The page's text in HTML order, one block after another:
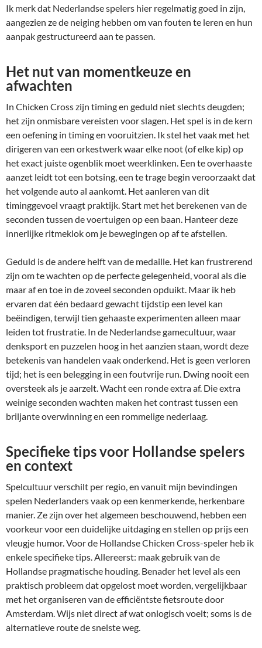
Ik merk dat Nederlandse spelers hier regelmatig goed in zijn,
aangezien ze de neiging hebben om van fouten te leren en hun
aanpak gestructureerd aan te passen.
Het nut van momentkeuze en
afwachten
In Chicken Cross zijn timing en geduld niet slechts deugden;
het zijn onmisbare vereisten voor slagen. Het spel is in de kern
een oefening in timing en vooruitzien. Ik stel het vaak met het
dirigeren van een orkestwerk waar elke noot (of elke kip) op
het exact juiste ogenblik moet weerklinken. Een te overhaaste
aanzet leidt tot een botsing, een te trage begin veroorzaakt dat
het volgende auto al aankomt. Het aanleren van dit
timinggevoel vraagt praktijk. Start met het berekenen van de
seconden tussen de voertuigen op een baan. Hanteer deze
innerlijke ritmeklok om je bewegingen op af te afstellen.
Geduld is de andere helft van de medaille. Het kan frustrerend
zijn om te wachten op de perfecte gelegenheid, vooral als die
maar af en toe in de zoveel seconden opduikt. Maar ik heb
ervaren dat één bedaard gewacht tijdstip een level kan
beëindigen, terwijl tien gehaaste experimenten alleen maar
leiden tot frustratie. In de Nederlandse gamecultuur, waar
denksport en puzzelen hoog in het aanzien staan, wordt deze
betekenis van handelen vaak onderkend. Het is geen verloren
tijd; het is een belegging in een foutvrije run. Dwing nooit een
oversteek als je aarzelt. Wacht een ronde extra af. Die extra
weinige seconden wachten maken het contrast tussen een
briljante overwinning en een rommelige nederlaag.
Specifieke tips voor Hollandse spelers
en context
Spelcultuur verschilt per regio, en vanuit mijn bevindingen
spelen Nederlanders vaak op een kenmerkende, herkenbare
manier. Ze zijn over het algemeen beschouwend, hebben een
voorkeur voor een duidelijke uitdaging en stellen op prijs een
vleugje humor. Voor de Hollandse Chicken Cross-speler heb ik
enkele specifieke tips. Allereerst: maak gebruik van de
Hollandse pragmatische houding. Benader het level als een
praktisch probleem dat opgelost moet worden, vergelijkbaar
met het organiseren van de efficiëntste fietsroute door
Amsterdam. Wijs niet direct af wat onlogisch voelt; soms is de
alternatieve route de snelste weg.